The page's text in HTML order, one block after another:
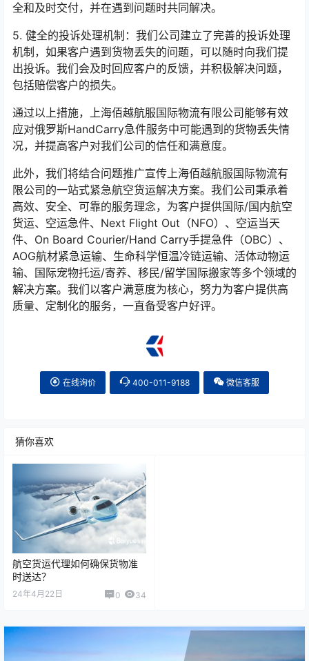
全和及时交付，并在遇到问题时共同解决。
5. 健全的投诉处理机制：我们公司建立了完善的投诉处理
机制，如果客户遇到货物丢失的问题，可以随时向我们提
出投诉。我们会及时回应客户的反馈，并积极解决问题，
包括赔偿客户的损失。
通过以上措施，上海佰越航服国际物流有限公司能够有效
应对俄罗斯HandCarry急件服务中可能遇到的货物丢失情
况，并提高客户对我们公司的信任和满意度。
此外，我们将结合问题推广宣传上海佰越航服国际物流有
限公司的一站式紧急航空货运解决方案。我们公司秉承着
高效、安全、可靠的服务理念，为客户提供国际/国内航空
货运、空运急件、Next Flight Out（NFO）、空运当天
件、On Board Courier/Hand Carry手提急件（OBC）、
AOG航材紧急运输、生命科学恒温冷链运输、活体动物运
输、国际宠物托运/寄养、移民/留学国际搬家等多个领域的
解决方案。我们以客户满意度为核心，努力为客户提供高
质量、定制化的服务，一直备受客户好评。
在线询价 400-011-9188 微信客服
猜你喜欢
航空货运代理如何确保货物准
时送达？
24年4月22日 0 34